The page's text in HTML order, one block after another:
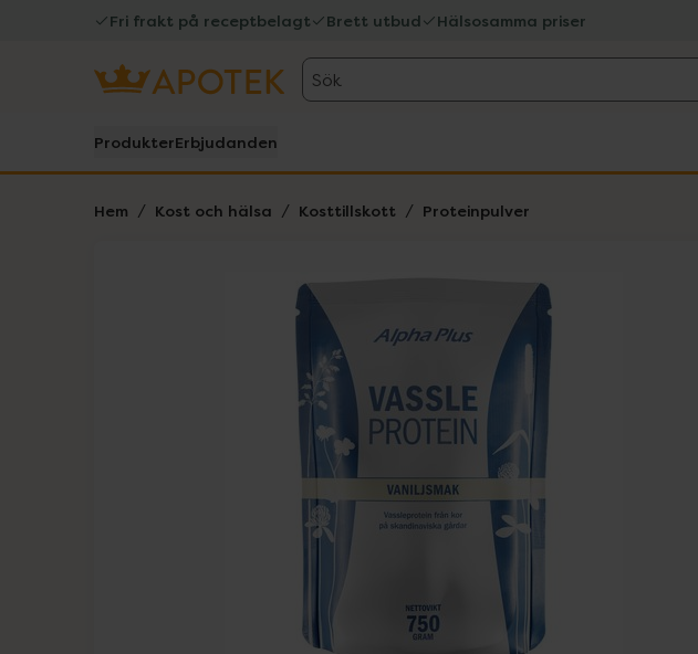
Fri frakt på receptbelagt Brett utbud Hälsosamma priser
Sök
ProdukterErbjudanden
Hem Kost och hälsa Kosttillskott Proteinpulver
Lista: . Innehåller 1 objekt.